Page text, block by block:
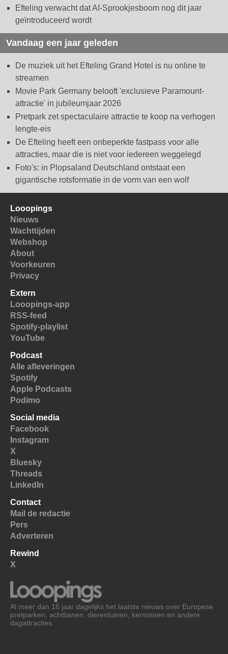
Efteling verwacht dat AI-Sprookjesboom nog dit jaar
geïntroduceerd wordt
Vandaag een jaar geleden
De muziek uit het Efteling Grand Hotel is nu online te
streamen
Movie Park Germany belooft 'exclusieve Paramount-
attractie' in jubileumjaar 2026
Pretpark zet spectaculaire attractie te koop na verhogen
lengte-eis
De Efteling heeft een onbeperkte fastpass voor alle
attracties, maar die is niet voor iedereen weggelegd
Foto's: in Plopsaland Deutschland ontstaat een
gigantische rotsformatie in de vorm van een wolf
Looopings
Nieuws
Wachttijden
Webshop
About
Voorkeuren
Privacy
Extern
Looopings-app
RSS-feed
Spotify-playlist
YouTube
Podcast
Alle afleveringen
Spotify
Apple Podcasts
Podimo
Social media
Facebook
Instagram
X
Bluesky
Threads
LinkedIn
Contact
Mail de redactie
Pers
Adverteren
Rewind
X
Al meer dan 16 jaar dagelijks het laatste nieuws over Europese
pretparken, achtbanen, dierentuinen, kermissen en andere
dagattracties.